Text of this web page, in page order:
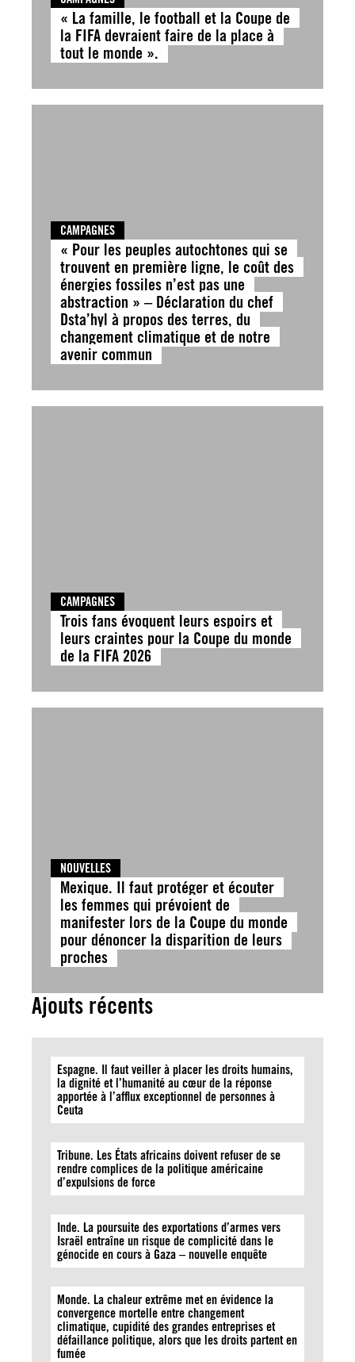
« La famille, le football et la Coupe de
la FIFA devraient faire de la place à
tout le monde ».
CAMPAGNES
« Pour les peuples autochtones qui se
trouvent en première ligne, le coût des
énergies fossiles n’est pas une
abstraction » – Déclaration du chef
Dsta’hyl à propos des terres, du
changement climatique et de notre
avenir commun
CAMPAGNES
Trois fans évoquent leurs espoirs et
leurs craintes pour la Coupe du monde
de la FIFA 2026
NOUVELLES
Mexique. Il faut protéger et écouter
les femmes qui prévoient de
manifester lors de la Coupe du monde
pour dénoncer la disparition de leurs
proches
Ajouts récents
Espagne. Il faut veiller à placer les droits humains,
la dignité et l’humanité au cœur de la réponse
apportée à l’afflux exceptionnel de personnes à
Ceuta
Tribune. Les États africains doivent refuser de se
rendre complices de la politique américaine
d’expulsions de force
Inde. La poursuite des exportations d’armes vers
Israël entraîne un risque de complicité dans le
génocide en cours à Gaza – nouvelle enquête
Monde. La chaleur extrême met en évidence la
convergence mortelle entre changement
climatique, cupidité des grandes entreprises et
défaillance politique, alors que les droits partent en
fumée